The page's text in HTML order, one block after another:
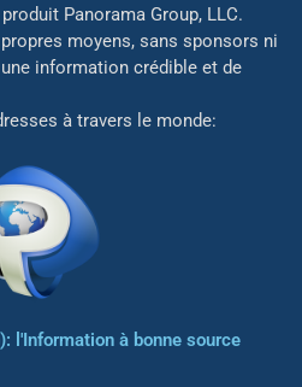
Panorama Group, LLC.
moyens, sans sponsors ni
information crédible et de
à travers le monde:
l'Information à bonne source